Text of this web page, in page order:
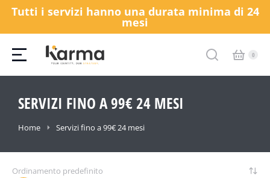
Tutti i servizi hanno una durata minima di 24
mesi
SERVIZI FINO A 99€ 24 MESI
Tu sei qui:
Home Servizi fino a 99€ 24 mesi